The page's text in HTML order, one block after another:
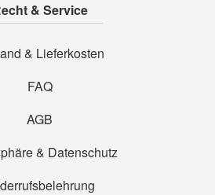
& Service
& Lieferkosten
FAQ
AGB
& Datenschutz